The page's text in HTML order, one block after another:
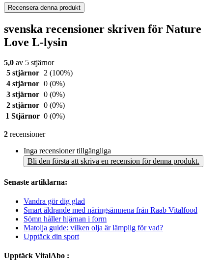
Recensera denna produkt
svenska recensioner skriven för Nature
Love L-lysin
5,0 av 5 stjärnor
5 stjärnor 2 (100%)
4 stjärnor 0 (0%)
3 stjärnor 0 (0%)
2 stjärnor 0 (0%)
1 Stjärnor 0 (0%)
2 recensioner
Inga recensioner tillgängliga
Bli den första att skriva en recension för denna produkt.
Senaste artiklarna:
Vandra gör dig glad
Smart åldrande med näringsämnena från Raab Vitalfood
Sömn håller hjärnan i form
Matolja guide: vilken olja är lämplig för vad?
Upptäck din sport
Upptäck VitalAbo :